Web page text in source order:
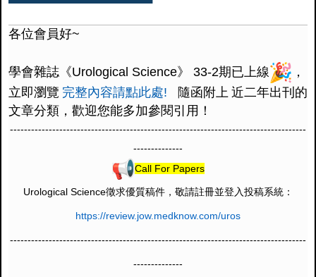
各位會員好~
學會雜誌 《Urological Science》 33-2期已上線
，
立即瀏覽 完整內容請點此處! 隨函附上 近二年出刊的
文章分類， 歡迎您能多加參閱引 用！
------------------------------------------------------------------------------------
--------------
Call For Papers
Urological Science徵求優質稿件，敬請註冊並登入投稿系統：
https://review.jow.medknow.com/uros
------------------------------------------------------------------------------------
--------------